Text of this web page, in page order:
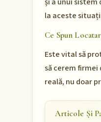
la aceste
Ce Spun
Este vital să
să cerem firmei
reală, nu doar
Articole Și